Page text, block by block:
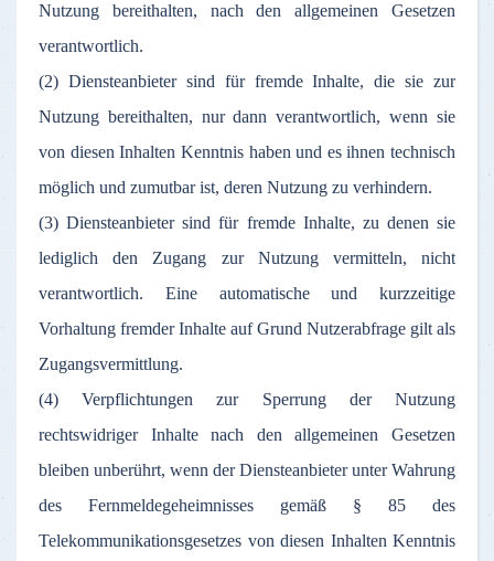
Nutzung bereithalten, nach den allgemeinen Gesetzen
verantwortlich.
(2) Diensteanbieter sind für fremde Inhalte, die sie zur
Nutzung bereithalten, nur dann verantwortlich, wenn sie
von diesen Inhalten Kenntnis haben und es ihnen technisch
möglich und zumutbar ist, deren Nutzung zu verhindern.
(3) Diensteanbieter sind für fremde Inhalte, zu denen sie
lediglich den Zugang zur Nutzung vermitteln, nicht
verantwortlich. Eine automatische und kurzzeitige
Vorhaltung fremder Inhalte auf Grund Nutzerabfrage gilt als
Zugangsvermittlung.
(4) Verpflichtungen zur Sperrung der Nutzung
rechtswidriger Inhalte nach den allgemeinen Gesetzen
bleiben unberührt, wenn der Diensteanbieter unter Wahrung
des Fernmeldegeheimnisses gemäß § 85 des
Telekommunikationsgesetzes von diesen Inhalten Kenntnis